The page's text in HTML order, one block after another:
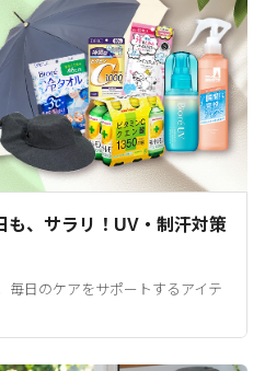
も、サラリ！UV・制汗対策
毎日のケアをサポートするアイテ